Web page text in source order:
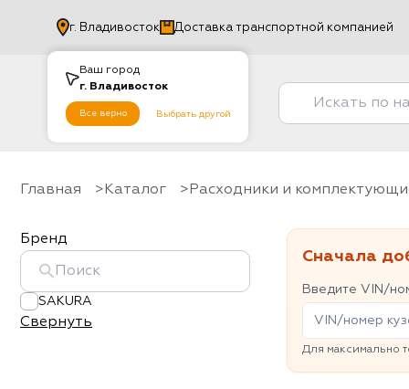
Ваш город
г. Владивосток
Все верно Выбрать другой
г. Владивосток Доставка транспортной компанией
Главная Каталог Расходники и
Бренд
SAKURA
Свернуть
Сначала
Введите VIN/
Для максимально